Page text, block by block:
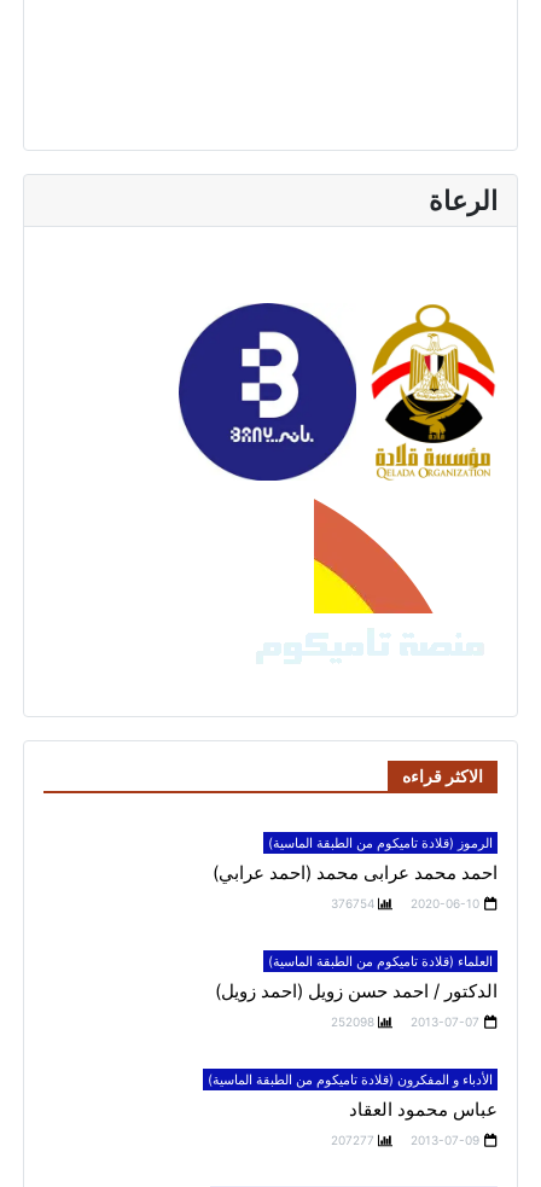
الرعاة
الاكثر قراءه
الرموز (قلادة تاميكوم من الطبقة الماسية)
احمد محمد عرابى محمد (احمد عرابي)
2020-06-10
376754
العلماء (قلادة تاميكوم من الطبقة الماسية)
الدكتور / احمد حسن زويل (احمد زويل)
2013-07-07
252098
الأدباء و المفكرون (قلادة تاميكوم من الطبقة الماسية)
عباس محمود العقاد
2013-07-09
207277